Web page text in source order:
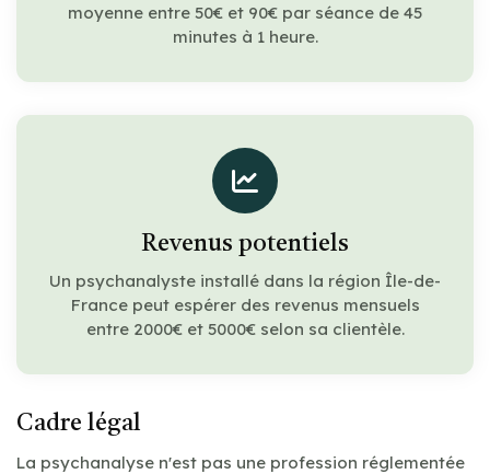
moyenne entre 50€ et 90€ par séance de 45
minutes à 1 heure.
Revenus potentiels
Un psychanalyste installé dans la région Île-de-
France peut espérer des revenus mensuels
entre 2000€ et 5000€ selon sa clientèle.
Cadre légal
La psychanalyse n'est pas une profession réglementée